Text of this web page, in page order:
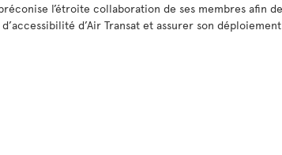
l’étroite collaboration de ses membres afin
d’Air Transat et assurer son